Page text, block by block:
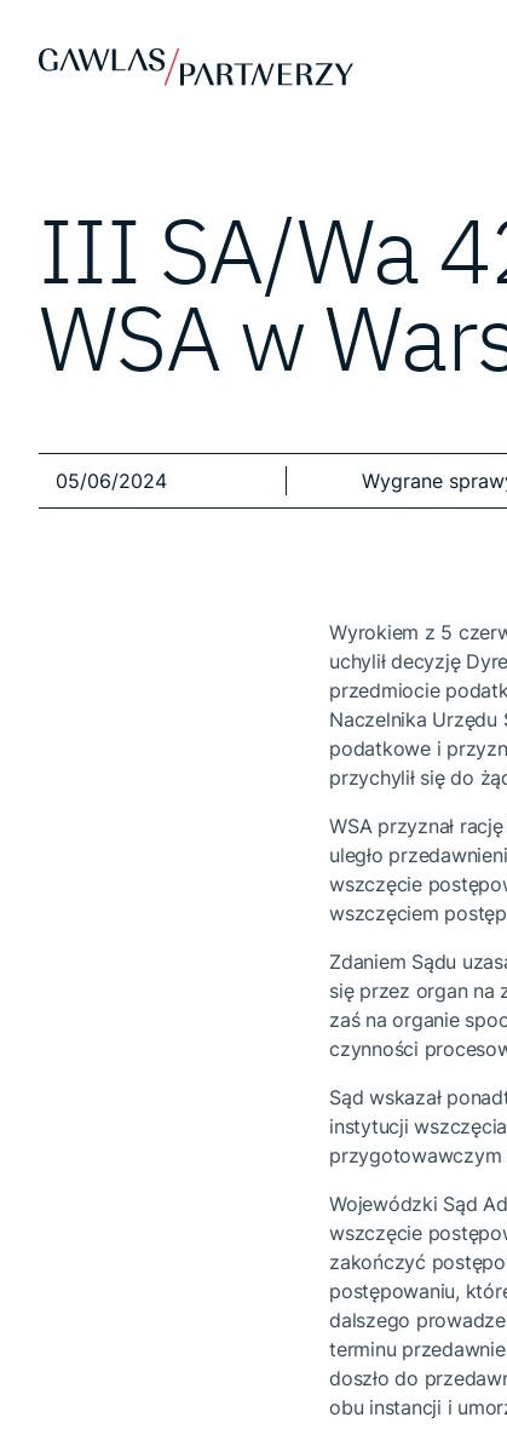
III SA/Wa
WSA w
05/06/2024 Wygrane
Wyrokiem z 5
uchylił decyzję
przedmiocie
Naczelnika
podatkowe i
przychylił się do
WSA przyznał
uległo
wszczęcie
wszczęciem
Zdaniem Sądu
się przez organ na
zaś na organie
czynności
Sąd wskazał
instytucji
przygotowawczym
Wojewódzki Sąd
wszczęcie
zakończyć
postępowaniu,
dalszego
terminu
doszło do
obu instancji i